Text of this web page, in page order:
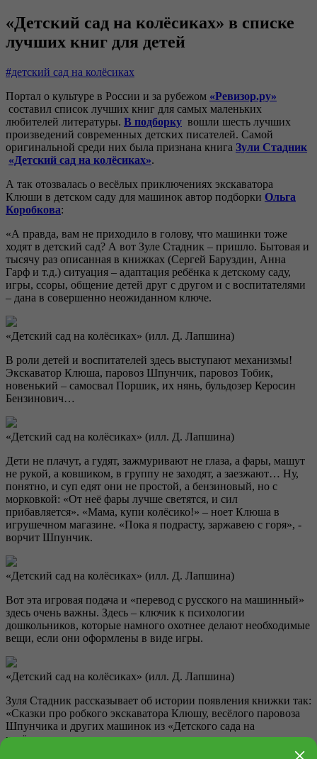
«Детский сад на колёсиках» в списке
лучших книг для детей
#детский сад на колёсиках
Портал о культуре в России и за рубежом «Ревизор.ру»
составил список лучших книг для самых маленьких
любителей литературы. В подборку вошли шесть лучших
произведений современных детских писателей. Самой
оригинальной среди них была признана книга Зули Стадник
«Детский сад на колёсиках».
А так отозвалась о весёлых приключениях экскаватора
Клюши в детском саду для машинок автор подборки Ольга
Коробкова:
«А правда, вам не приходило в голову, что машинки тоже
ходят в детский сад? А вот Зуле Стадник – пришло. Бытовая и
тысячу раз описанная в книжках (Сергей Баруздин, Анна
Гарф и т.д.) ситуация – адаптация ребёнка к детскому саду,
игры, ссоры, общение детей друг с другом и с воспитателями
– дана в совершенно неожиданном ключе.
«Детский сад на колёсиках» (илл. Д. Лапшина)
В роли детей и воспитателей здесь выступают механизмы!
Экскаватор Клюша, паровоз Шпунчик, паровоз Тобик,
новенький – самосвал Поршик, их нянь, бульдозер Керосин
Бензинович…
«Детский сад на колёсиках» (илл. Д. Лапшина)
Дети не плачут, а гудят, зажмуривают не глаза, а фары, машут
не рукой, а ковшиком, в группу не заходят, а заезжают… Ну,
понятно, и суп едят они не простой, а бензиновый, но с
морковкой: «От неё фары лучше светятся, и сил
прибавляется». «Мама, купи колёсико!» – ноет Клюша в
игрушечном магазине. «Пока я подрасту, заржавею с горя», -
ворчит Шпунчик.
«Детский сад на колёсиках» (илл. Д. Лапшина)
Вот эта игровая подача и «перевод с русского на машинный»
здесь очень важны. Здесь – ключик к психологии
дошкольников, которые намного охотнее делают необходимые
вещи, если они оформлены в виде игры.
«Детский сад на колёсиках» (илл. Д. Лапшина)
Зуля Стадник рассказывает об истории появления книжки так:
«Сказки про робкого экскаватора Клюшу, весёлого паровоза
Шпунчика и других машинок из «Детского сада на
колёсиках» я начала сочинять для дочки, когда она только-